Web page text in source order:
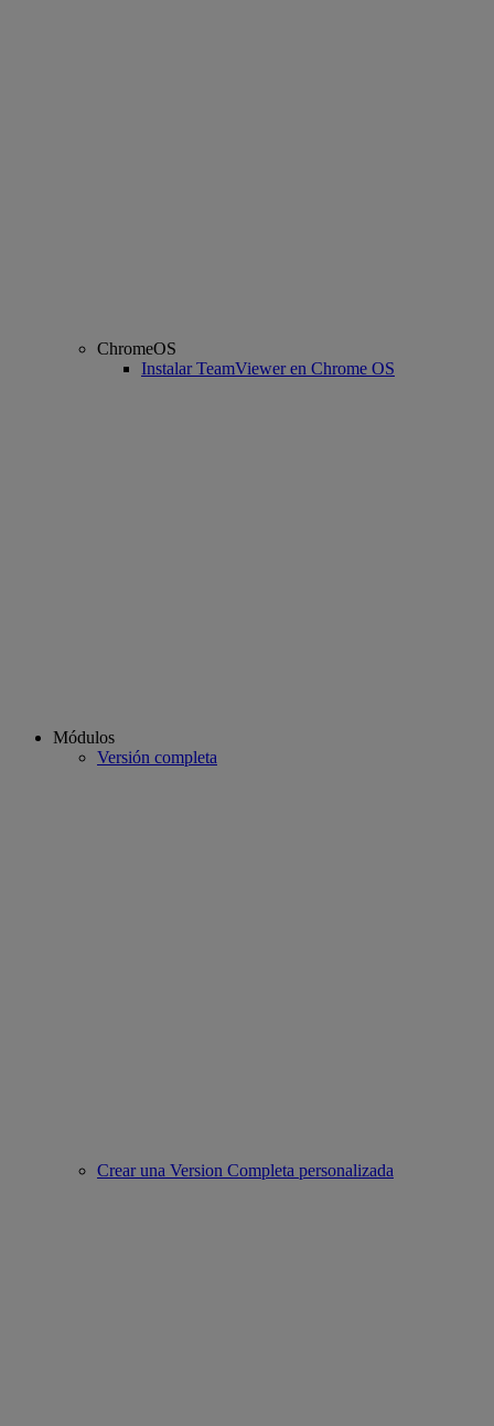
ChromeOS
Instalar TeamViewer en Chrome OS
Módulos
Versión completa
Crear una Version Completa personalizada